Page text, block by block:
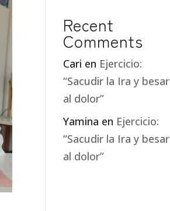
Recent
Comments
Cari en Ejercicio:
“Sacudir la Ira y besar
al dolor”
Yamina en Ejercicio:
“Sacudir la Ira y besar
al dolor”